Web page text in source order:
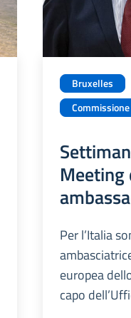
Bruxelles
Meeting
Per l’Italia
europea
capo